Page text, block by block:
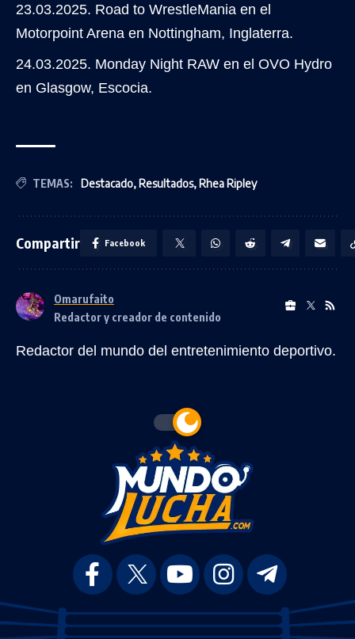
23.03.2025. Road to WrestleMania en el
Motorpoint Arena en Nottingham, Inglaterra.
24.03.2025. Monday Night RAW en el OVO Hydro
en Glasgow, Escocia.
TEMAS: Destacado,Resultados,Rhea Ripley
Compartir Facebook
Omarufaito
Redactor y creador de contenido
Redactor del mundo del entretenimiento deportivo.